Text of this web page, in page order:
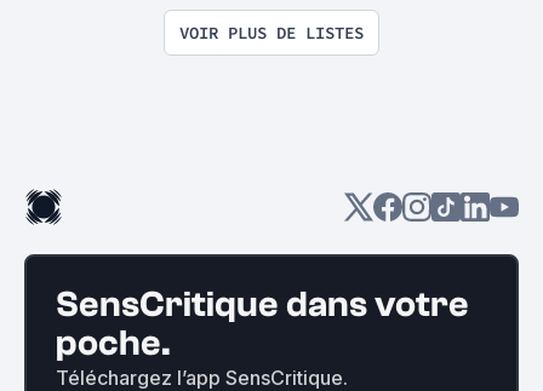
VOIR PLUS DE LISTES
SensCritique dans votre
poche.
Téléchargez l’app SensCritique.